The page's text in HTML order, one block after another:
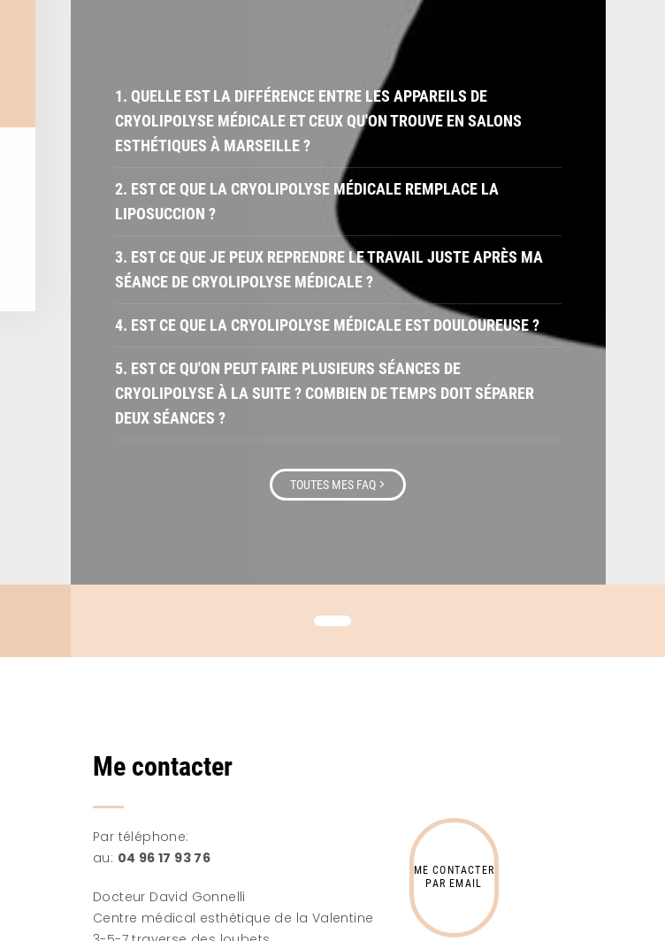
1. QUELLE EST LA DIFFÉRENCE ENTRE LES APPAREILS DE
CRYOLIPOLYSE MÉDICALE ET CEUX QU'ON TROUVE EN SALONS
ESTHÉTIQUES À MARSEILLE ?
2. EST CE QUE LA CRYOLIPOLYSE MÉDICALE REMPLACE LA
LIPOSUCCION ?
3. EST CE QUE JE PEUX REPRENDRE LE TRAVAIL JUSTE APRÈS MA
SÉANCE DE CRYOLIPOLYSE MÉDICALE ?
4. EST CE QUE LA CRYOLIPOLYSE MÉDICALE EST DOULOUREUSE ?
5. EST CE QU'ON PEUT FAIRE PLUSIEURS SÉANCES DE
CRYOLIPOLYSE À LA SUITE ? COMBIEN DE TEMPS DOIT SÉPARER
DEUX SÉANCES ?
TOUTES MES FAQ >
Me contacter
Par téléphone:
au: 04 96 17 93 76
Docteur David Gonnelli
Centre médical esthétique de la Valentine
ME CONTACTER
PAR EMAIL